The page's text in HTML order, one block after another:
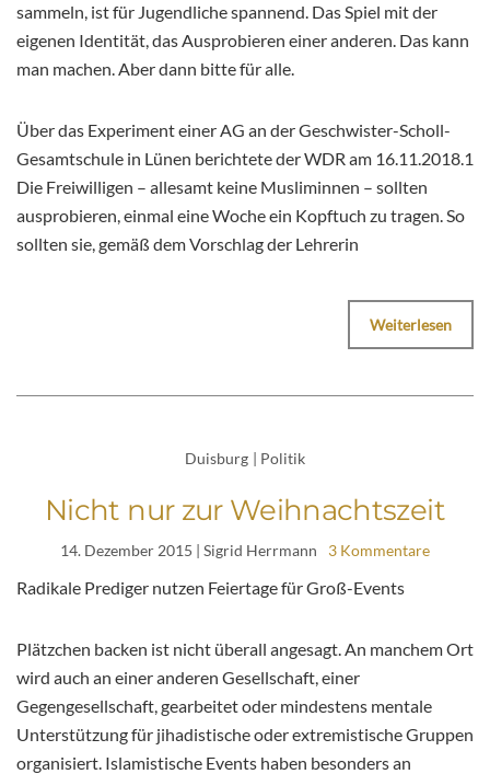
sammeln, ist für Jugendliche spannend. Das Spiel mit der
eigenen Identität, das Ausprobieren einer anderen. Das kann
man machen. Aber dann bitte für alle.
Über das Experiment einer AG an der Geschwister-Scholl-
Gesamtschule in Lünen berichtete der WDR am 16.11.2018.1
Die Freiwilligen – allesamt keine Musliminnen – sollten
ausprobieren, einmal eine Woche ein Kopftuch zu tragen. So
sollten sie, gemäß dem Vorschlag der Lehrerin
Weiterlesen
Duisburg | Politik
Nicht nur zur Weihnachtszeit
14. Dezember 2015 | Sigrid Herrmann 3 Kommentare
Radikale Prediger nutzen Feiertage für Groß-Events
Plätzchen backen ist nicht überall angesagt. An manchem Ort
wird auch an einer anderen Gesellschaft, einer
Gegengesellschaft, gearbeitet oder mindestens mentale
Unterstützung für jihadistische oder extremistische Gruppen
organisiert. Islamistische Events haben besonders an